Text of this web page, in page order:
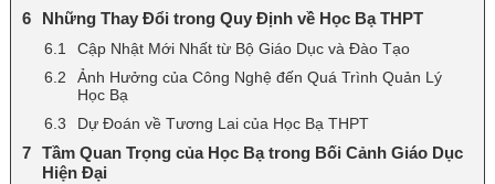
Những Thay Đổi trong Quy Định về Học Bạ THPT
Cập Nhật Mới Nhất từ Bộ Giáo Dục và Đào Tạo
Ảnh Hưởng của Công Nghệ đến Quá Trình Quản Lý
Học Bạ
Dự Đoán về Tương Lai của Học Bạ THPT
Tầm Quan Trọng của Học Bạ trong Bối Cảnh Giáo Dục
Hiện Đại